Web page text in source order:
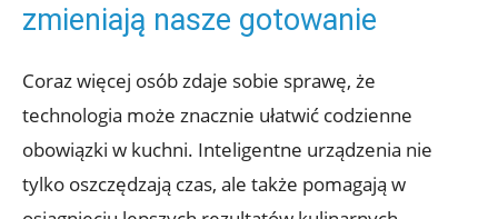
zmieniają nasze gotowanie
Coraz więcej osób zdaje sobie sprawę, że
technologia może znacznie ułatwić codzienne
obowiązki w kuchni. Inteligentne urządzenia nie
tylko oszczędzają czas, ale także pomagają w